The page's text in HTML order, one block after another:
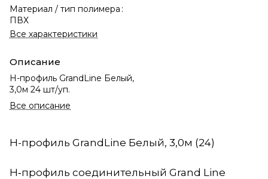
Материал / тип полимера :
ПВХ
Все характеристики
Описание
Н-профиль GrandLine Белый,
3,0м 24 шт/уп.
Все описание
Н-профиль GrandLine Белый, 3,0м (24)
Н‑профиль соединительный Grand Line